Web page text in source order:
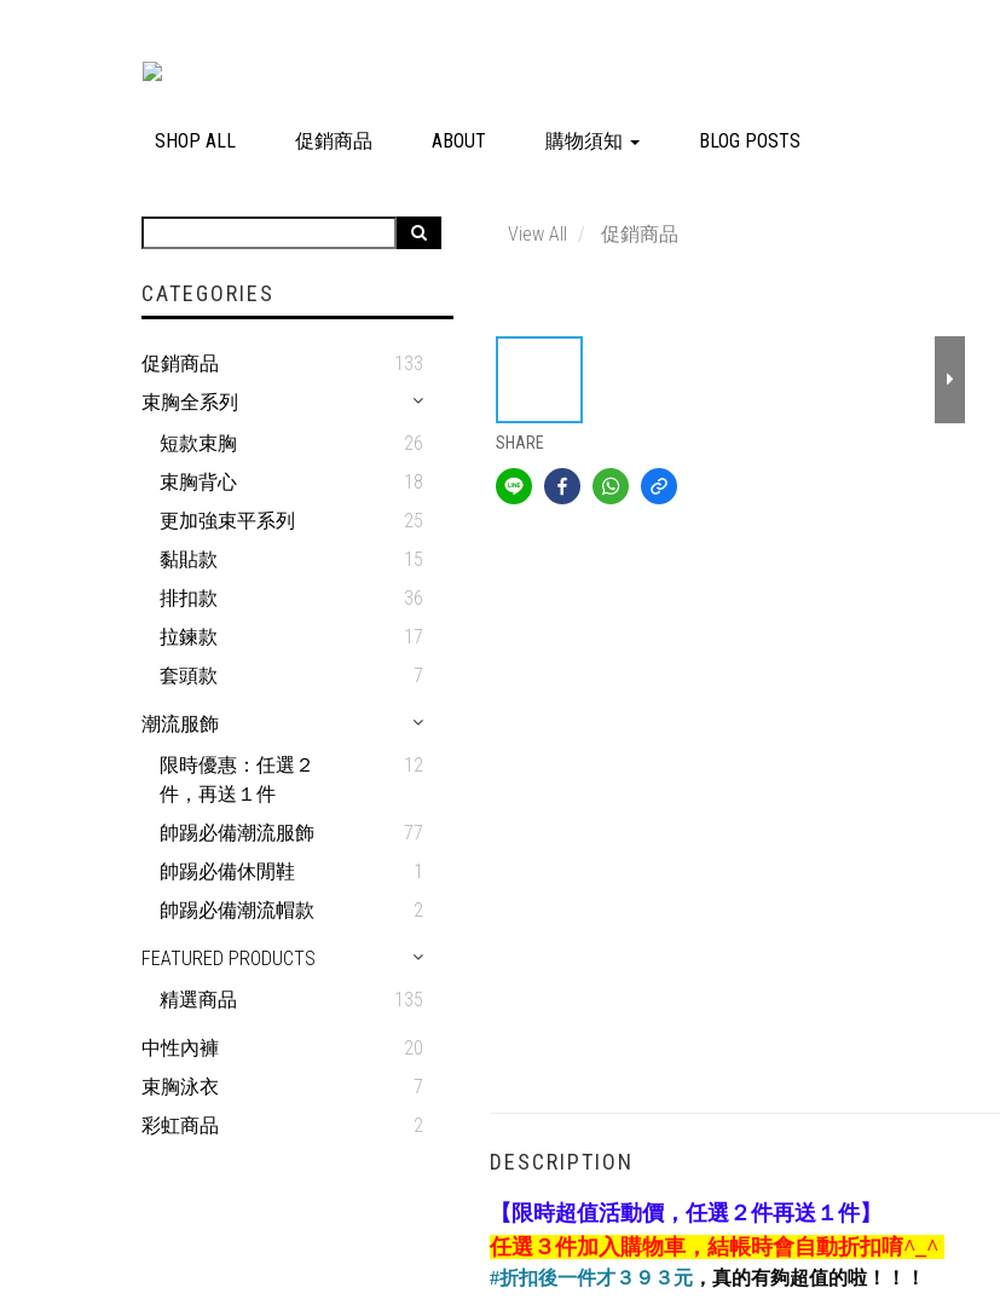
SHOP ALL 促銷商品 ABOUT 購物須知 BLOG POSTS
CATEGORIES
促銷商品
133
束胸全系列
短款束胸
26
束胸背心
18
更加強束平系列
25
黏貼款
15
排扣款
36
拉鍊款
17
套頭款
7
潮流服飾
限時優惠：任選２
件，再送１件
12
帥踢必備潮流服飾
77
帥踢必備休閒鞋
1
帥踢必備潮流帽款
2
FEATURED PRODUCTS
精選商品
135
中性內褲
20
束胸泳衣
7
彩虹商品
2
View All 促銷商品
SHARE
DESCRIPTION
【限時超值活動價，任選２件再送１件】
任選３件加入購物車，結帳時會自動折扣唷^_^
#折扣後一件才３９３元，真的有夠超值的啦！！！